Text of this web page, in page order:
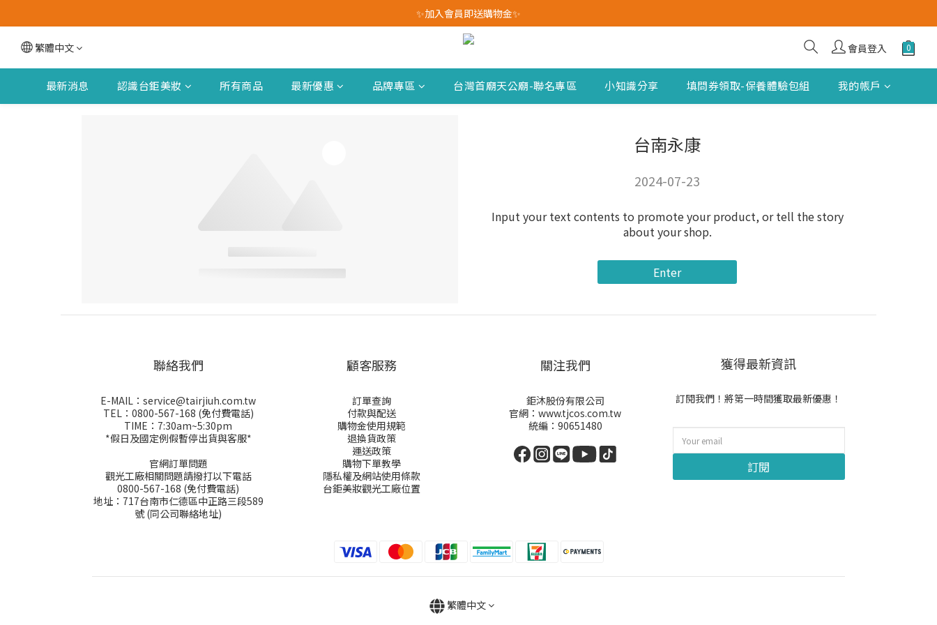
我愛爸爸★全館消費滿$528元免運費(活動至8/10)
✨加入會員即送購物金✨
我愛爸爸★全館消費滿$528元免運費(活動至8/10)
繁體中文 會員登入
最新消息 認識台鉅美妝 所有商品 最新優惠 品牌專區 台灣首廟天公廟-聯名專區 小知識分享 填問券領取-保養體驗包組 我的帳戶
台南永康
2024-07-23
Input your text contents to promote your product, or tell the story
about your shop.
Enter
聯絡我們
E-MAIL：service@tairjiuh.com.tw
TEL：0800-567-168 (免付費電話)
TIME：7:30am~5:30pm
*假日及國定例假暫停出貨與客服*
官網訂單問題
觀光工廠相關問題請撥打以下電話
0800-567-168 (免付費電話)
地址：717台南市仁德區中正路三段589
號 (同公司聯絡地址)
顧客服務
訂單查詢
付款與配送
購物金使用規範
退換貨政策
運送政策
購物下單教學
隱私權及網站使用條款
台鉅美妝觀光工廠位置
關注我們
鉅沐股份有限公司
官網：www.tjcos.com.tw
統編：90651480
獲得最新資訊
訂閱我們！將第一時間獲取最新優惠！
訂閱
繁體中文